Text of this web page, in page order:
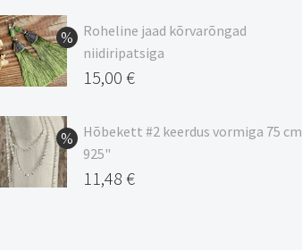
9,00 €
kuni
20,44 €
Roheline jaad kõrvarõngad
niidiripatsiga
Algne
oli:
17,00 €.
15,00 €
hind
on:
15,00 €.
Hõbekett #2 keerdus vormiga 75 cm
925"
Algne
11,48 €